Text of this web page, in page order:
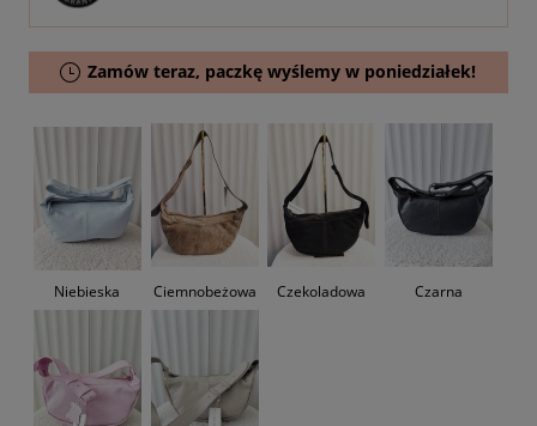
Niebieska Ciemnobeżowa Czekoladowa Czarna
Zamów teraz, paczkę wyślemy w poniedziałek!